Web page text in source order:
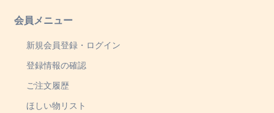
会員メニュー
新規会員登録・ログイン
登録情報の確認
ご注文履歴
ほしい物リスト